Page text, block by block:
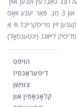
בנימצא אין סטרענגטס פון 0.5 מג, 1 מג, 2 מג, און 3 מג. פֿאַר יענע וואָס
זיין פּריסקרייבד ווי אַ
הויפּט
דיפעראַנסיז
צווישן
קלאָנאָפּין און